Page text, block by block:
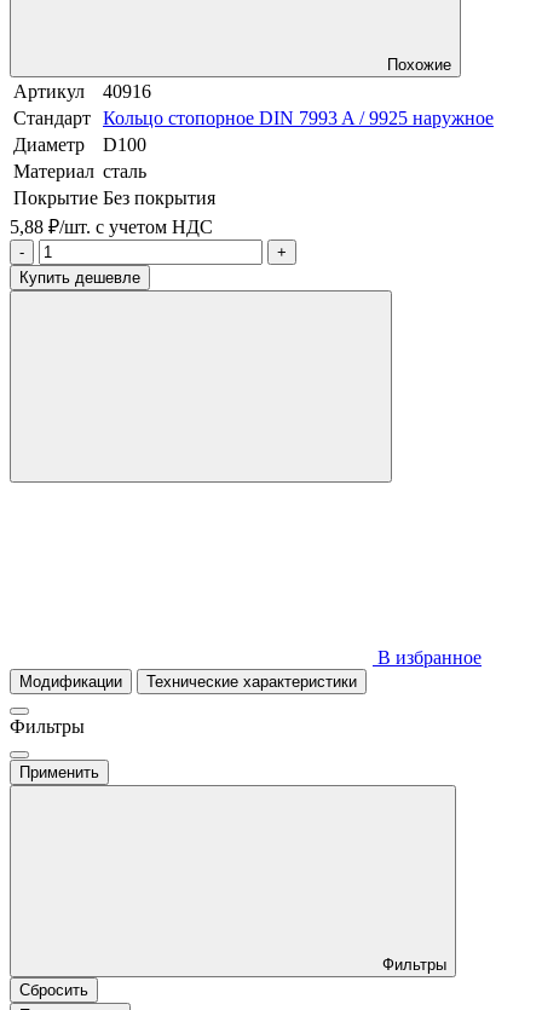
Похожие
Артикул
40916
Стандарт Кольцо стопорное DIN 7993 A / 9925 наружное
Диаметр
D100
Материал сталь
Покрытие Без покрытия
5,88 ₽/шт. с учетом НДС
-
+
Купить дешевле
В избранное
Модификации Технические характеристики
Фильтры
Применить
Фильтры
Сбросить